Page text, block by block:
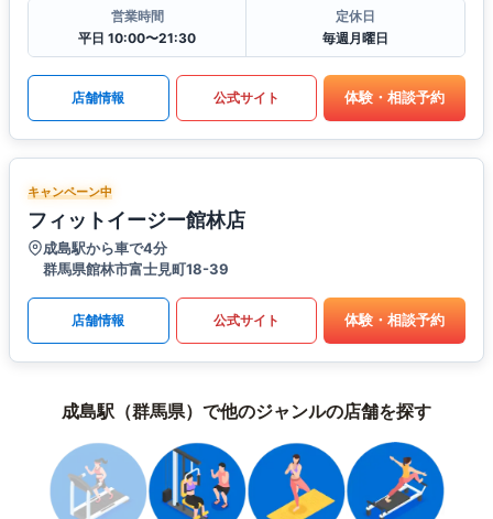
営業時間
平日 10:00〜21:30
定休日
毎週月曜日
店舗情報 公式サイト 体験・相談予約
キャンペーン中
フィットイージー館林店
成島駅から車で4分
群馬県館林市富士見町18-39
店舗情報 公式サイト 体験・相談予約
成島駅（群馬県）で他のジャンルの店舗を探す